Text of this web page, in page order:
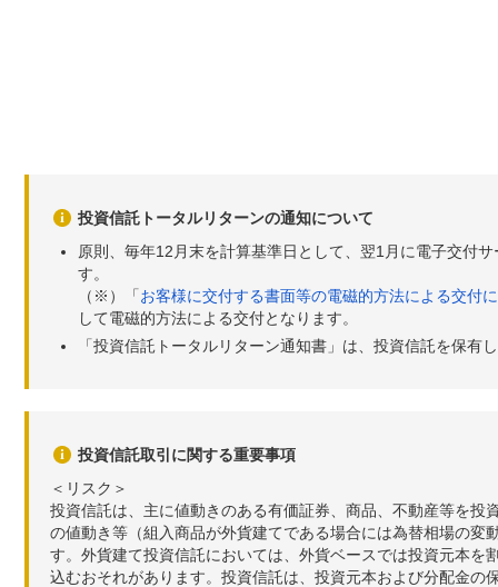
投資信託トータルリターンの通知について
原則、毎年12月末を計算基準日として、翌1月に電子交付
す。
（※）「お客様に交付する書面等の電磁的方法による交付
して電磁的方法による交付となります。
「投資信託トータルリターン通知書」は、投資信託を保有
投資信託取引に関する重要事項
＜リスク＞
投資信託は、主に値動きのある有価証券、商品、不動産等を
の値動き等（組入商品が外貨建てである場合には為替相場の
す。外貨建て投資信託においては、外貨ベースでは投資元本
込むおそれがあります。投資信託は、投資元本および分配金の